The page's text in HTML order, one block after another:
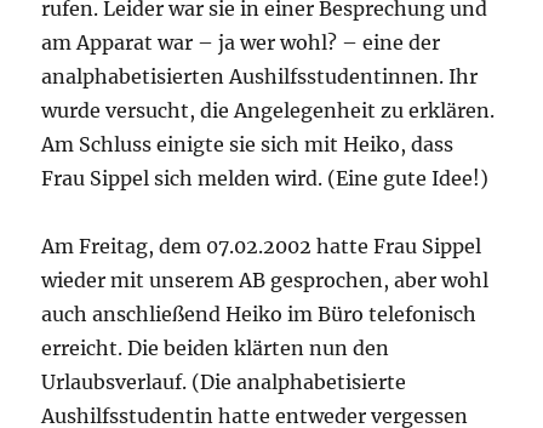
rufen. Leider war sie in einer Besprechung und
am Apparat war – ja wer wohl? – eine der
analphabetisierten Aushilfsstudentinnen. Ihr
wurde versucht, die Angelegenheit zu erklären.
Am Schluss einigte sie sich mit Heiko, dass
Frau Sippel sich melden wird. (Eine gute Idee!)
Am Freitag, dem 07.02.2002 hatte Frau Sippel
wieder mit unserem AB gesprochen, aber wohl
auch anschließend Heiko im Büro telefonisch
erreicht. Die beiden klärten nun den
Urlaubsverlauf. (Die analphabetisierte
Aushilfsstudentin hatte entweder vergessen